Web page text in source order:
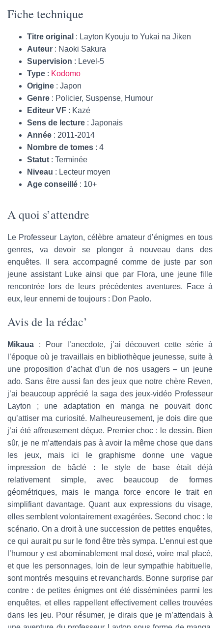
Fiche technique
Titre original : Layton Kyouju to Yukai na Jiken
Auteur : Naoki Sakura
Supervision : Level-5
Type : Kodomo
Origine : Japon
Genre : Policier, Suspense, Humour
Editeur VF : Kazé
Sens de lecture : Japonais
Année : 2011-2014
Nombre de tomes : 4
Statut : Terminée
Niveau : Lecteur moyen
Age conseillé : 10+
A quoi s’attendre
Le Professeur Layton, célèbre amateur d’énigmes en tous
genres, va devoir se plonger à nouveau dans des
enquêtes. Il sera accompagné comme de juste par son
jeune assistant Luke ainsi que par Flora, une jeune fille
rencontrée lors de leurs précédentes aventures. Face à
eux, leur ennemi de toujours : Don Paolo.
Avis de la rédac’
Mikaua : Pour l’anecdote, j’ai découvert cette série à
l’époque où je travaillais en bibliothèque jeunesse, suite à
une proposition d’achat d’un de nos usagers – un jeune
ado. Sans être aussi fan des jeux que notre chère Reven,
j’ai beaucoup apprécié la saga des jeux-vidéo Professeur
Layton ; une adaptation en manga ne pouvait donc
qu’attiser ma curiosité. Malheureusement, je dois dire que
j’ai été affreusement déçue. Premier choc : le dessin. Bien
sûr, je ne m’attendais pas à avoir la même chose que dans
les jeux, mais ici le graphisme donne une vague
impression de bâclé : le style de base était déjà
relativement simple, avec beaucoup de formes
géométriques, mais le manga force encore le trait en
simplifiant davantage. Quant aux expressions du visage,
elles semblent volontairement exagérées. Second choc : le
scénario. On a droit à une succession de petites enquêtes,
ce qui aurait pu sur le fond être très sympa. L’ennui est que
l’humour y est abominablement mal dosé, voire mal placé,
et que les personnages, loin de leur sympathie habituelle,
sont montrés mesquins et revanchards. Bonne surprise par
contre : de petites énigmes ont été disséminées parmi les
enquêtes, et elles rappellent effectivement celles trouvées
dans les jeu. Pour résumer, je dirais que je m’attendais à